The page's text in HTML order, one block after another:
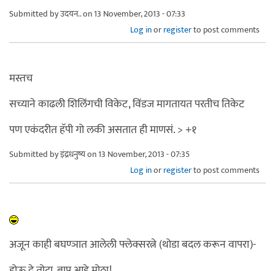
Submitted byउदयन..on 13 November, 2013 - 07:33
Log inorregisterto post comments
मस्तच
सच्याने काढली शिलिंगची विकेट, विंडज मागतायत परतीच तिकेट
पण एकंदरीत हॅपी गो लकी असतात ही माणसं. > +१
Submitted byइंद्रधनुष्यon 13 November, 2013 - 07:35
Log inorregisterto post comments
अजून काही बघण्ञात आलेली फ्लेक्सरत्ने (थोडा बदल करून वापरा)-